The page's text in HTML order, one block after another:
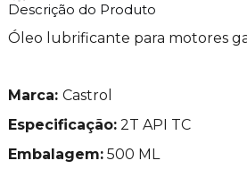
Descrição do Produto
Óleo lubrificante para motores
Marca: Castrol
Especificação:2T API TC
Embalagem:500 ML